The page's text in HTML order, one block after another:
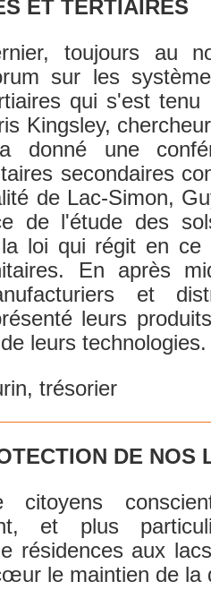
ET TERTIAIRES
toujours au
sur les
qui s'est tenu
Kingsley,
donné une
secondaires
de Lac-Simon,
de l'étude des
loi qui régit en ce
En après
et
leurs
leurs technologies.
trésorier
DE NOS
et plus
résidences aux
le maintien de la